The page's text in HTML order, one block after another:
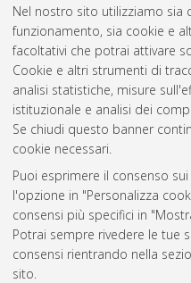
Nel nostro sito utilizziamo sia
funzionamento, sia cookie e
facoltativi che potrai attivare
Cookie e altri strumenti di
analisi statistiche, misure
istituzionale e analisi dei
Se chiudi questo banner
cookie necessari.
Puoi esprimere il consenso
l'opzione in "Personalizza
consensi più specifici in
Potrai sempre rivedere le tue
consensi rientrando nella
sito.
Gestione
Atom
Rss 1.0
Rss 2.0